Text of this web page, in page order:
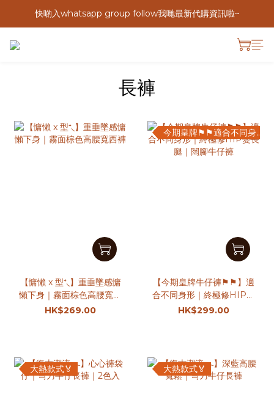
快啲入whatsapp group follow我哋最新代購資訊啦~
長褲
【慵懶 x 型⁺◟】重垂墜感慵
懶下身｜霧面棕色高腰寬西
褲
HK$269.00
今期皇牌⚑⚑適合不同身形
【今期皇牌牛仔褲⚑⚑】適
合不同身形｜終極修HIP變
長腿｜闊腳牛仔褲
HK$299.00
大熱款式🏅 大熱款式🏅